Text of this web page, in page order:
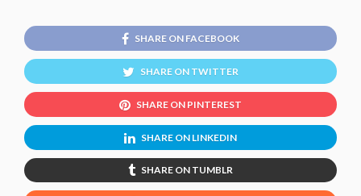
SHARE ON FACEBOOK
SHARE ON TWITTER
SHARE ON PINTEREST
SHARE ON LINKEDIN
SHARE ON TUMBLR